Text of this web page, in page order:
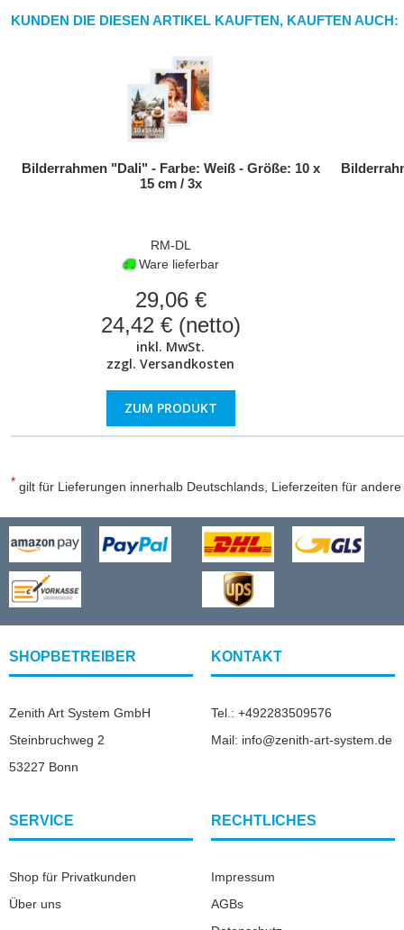
KUNDEN DIE DIESEN ARTIKEL KAUFTEN, KAUFTEN AUCH:
Bilderrahmen "Dali" - Farbe: Weiß - Größe: 10 x
15 cm / 3x
RM-DL
Ware lieferbar
29,06 €
24,42 € (netto)
inkl. MwSt.
zzgl. Versandkosten
ZUM PRODUKT
* gilt für Lieferungen innerhalb Deutschlands, Lieferzeiten für
SHOPBETREIBER
Zenith Art System GmbH
Steinbruchweg 2
53227 Bonn
KONTAKT
Tel.: +492283509576
Mail: info@zenith-art-system.de
SERVICE
Shop für Privatkunden
Über uns
RECHTLICHES
Impressum
AGBs